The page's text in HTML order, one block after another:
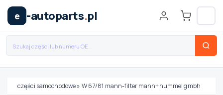
e -autoparts.pl
części samochodowe» W 67/81 mann-filter mann+hummel gmbh